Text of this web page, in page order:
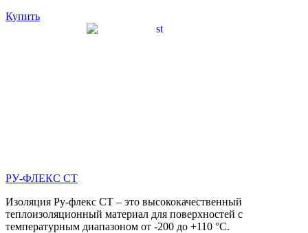
Купить
РУ-ФЛЕКС СТ
Изоляция Ру-флекс СТ – это высококачественный
теплоизоляционный материал для поверхностей с
температурным диапазоном от -200 до +110 °С.